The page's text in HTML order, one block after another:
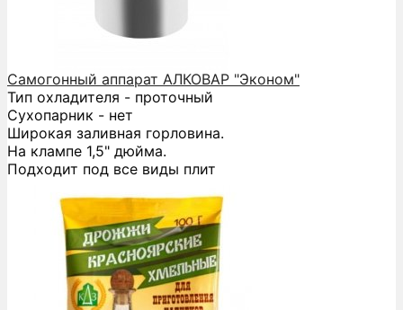
Самогонный аппарат АЛКОВАР "Эконом"
Тип охладителя - проточный
Сухопарник - нет
Широкая заливная горловина.
На клампе 1,5" дюйма.
Подходит под все виды плит